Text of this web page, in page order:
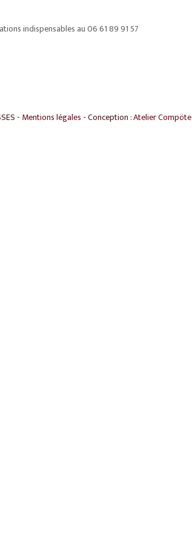
indispensables au 06 61 89 91 57
- Mentions légales - Conception :Atelier Compöte